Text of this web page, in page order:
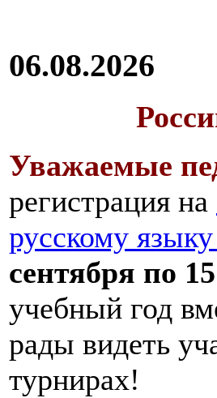
06.08.2026
Уважаемые
регистрация на
русскому
сентября по
учебный год
рады видеть
турнирах!